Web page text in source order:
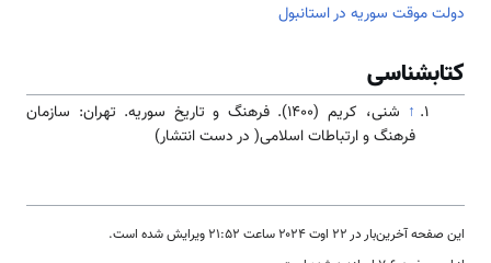
دولت موقت سوریه در استانبول
کتابشناسی
↑
شنی، کریم (۱۴۰۰). فرهنگ و تاریخ سوریه. تهران: سازمان
فرهنگ و ارتباطات اسلامی( در دست انتشار)
این صفحه آخرین‌بار در ‏۲۲ اوت ۲۰۲۴ ساعت ‏۲۱:۵۲ ویرایش شده است.